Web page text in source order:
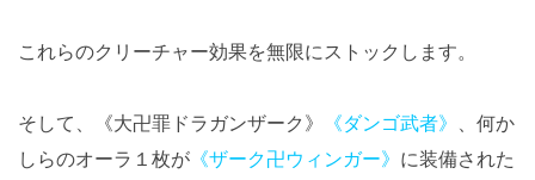
これらのクリーチャー効果を無限にストックします。
そして、《大卍罪ドラガンザーク》 《ダンゴ武者》
、何か
しらのオーラ１枚が 《ザーク卍ウィンガー》 に装備された